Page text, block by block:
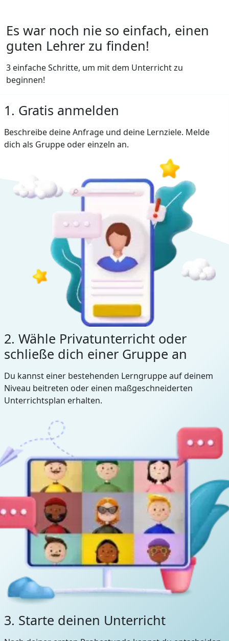
Es war noch nie so einfach, einen
guten Lehrer zu finden!
3 einfache Schritte, um mit dem Unterricht zu
beginnen!
1. Gratis anmelden
Beschreibe deine Anfrage und deine Lernziele. Melde
dich als Gruppe oder einzeln an.
2. Wähle Privatunterricht oder
schließe dich einer Gruppe an
Du kannst einer bestehenden Lerngruppe auf deinem
Niveau beitreten oder einen maßgeschneiderten
Unterrichtsplan erhalten.
3. Starte deinen Unterricht